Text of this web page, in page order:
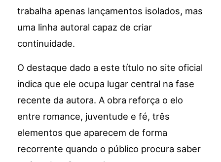
trabalha apenas lançamentos isolados, mas
uma linha autoral capaz de criar
continuidade.
O destaque dado a este título no site oficial
indica que ele ocupa lugar central na fase
recente da autora. A obra reforça o elo
entre romance, juventude e fé, três
elementos que aparecem de forma
recorrente quando o público procura saber